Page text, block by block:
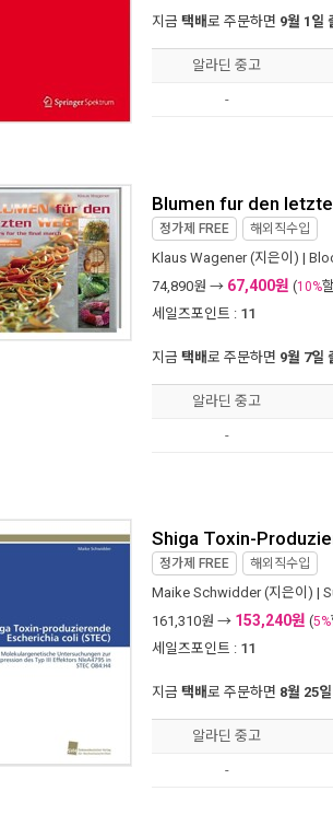
지금 택배로 주문하면 9월 1일
알라딘 중고
-
Blumen fur den
정가제 FREE 해외직수입
Klaus Wagener(지은이) |
74,890원 → 67,400원 (10%
세일즈포인트 : 11
지금 택배로 주문하면 9월 7일
알라딘 중고
-
Shiga Toxin-
정가제 FREE 해외직수입
Maike Schwidder(지은이) |
161,310원 → 153,240원 (5%
세일즈포인트 : 11
지금 택배로 주문하면 8월 25
알라딘 중고
-